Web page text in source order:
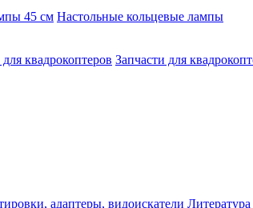
45 см Настольные кольцевые лампы
квадрокоптеров Запчасти для
адаптеры, видоискатели